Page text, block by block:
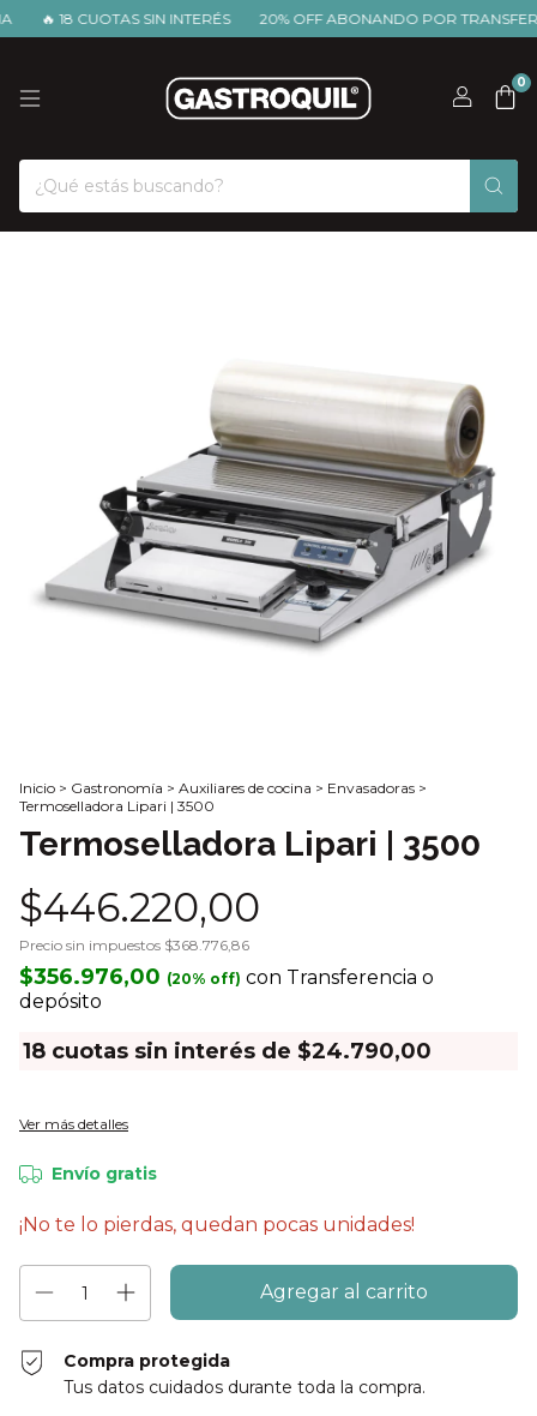
🔥 18 CUOTAS SIN INTERÉS 20% OFF ABONANDO POR
0
Inicio > Gastronomía > Auxiliares de cocina > Envasadoras >
Termoselladora Lipari | 3500
Termoselladora Lipari | 3500
$446.220,00
Precio sin impuestos $368.776,86
$356.976,00 con Transferencia o
depósito
18 cuotas sin interés de $24.790,00
Ver más detalles
Envío gratis
¡No te lo pierdas, quedan pocas unidades!
Compra protegida
Tus datos cuidados durante toda la compra.